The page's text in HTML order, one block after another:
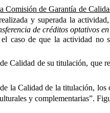
Comisión de Garantía de
y superada la actividad,
de créditos optativos
caso de que la actividad no
Calidad de su titulación, que
la Calidad de la titulación, los
y complementarias”.